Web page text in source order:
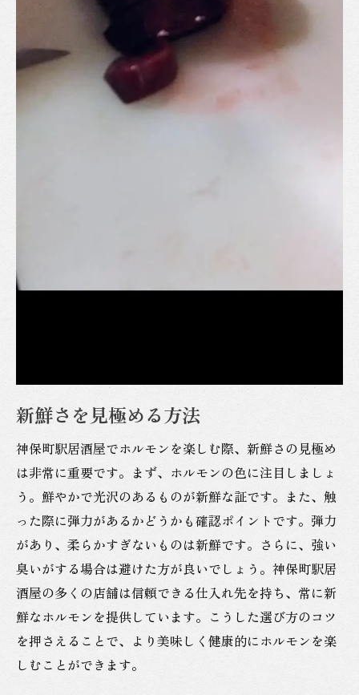
ヘルシーな調理法の秘訣
食べ過ぎを防ぐ賢い食べ方
ホルモンの香りと味を引き立てる方法
神保町駅居酒屋の名店で楽しむ食事スタイ
新しいホルモン料理店の特徴
ホルモン料理の秘密を知って神保町を満喫する
方法
ホルモンの歴史と文化
地域に根付いたホルモンの魅力
ホルモンの秘密を知るツアー
神保町駅居酒屋で人気のホルモン料理イベ
ント
ホルモン料理の豆知識
知識を深めて楽しむホルモンの旅
初めてのホルモン体験で健康を考慮する神保町
新鮮さを見極める方法
神保町駅居酒屋でホルモンを楽しむ際、新鮮さの見極め
は非常に重要です。まず、ホルモンの色に注目しましょ
う。鮮やかで光沢のあるものが新鮮な証です。また、触
った際に弾力があるかどうかも確認ポイントです。弾力
があり、柔らかすぎないものは新鮮です。さらに、強い
臭いがする場合は避けた方が良いでしょう。神保町駅居
酒屋の多くの店舗は信頼できる仕入れ先を持ち、常に新
鮮なホルモンを提供しています。こうした選び方のコツ
を押さえることで、より美味しく健康的にホルモンを楽
しむことができます。